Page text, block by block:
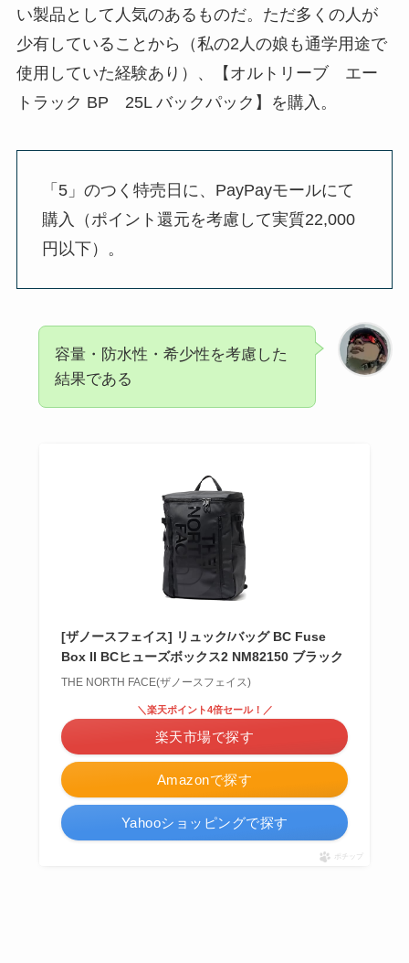
い製品として人気のあるものだ。ただ多くの人が
少有していることから（私の2人の娘も通学用途で
使用していた経験あり）、【オルトリーブ エー
トラック BP 25L バックパック】を購入。
「5」のつく特売日に、PayPayモールにて
購入（ポイント還元を考慮して実質22,000
円以下）。
容量・防水性・希少性を考慮した
結果である
[ザノースフェイス] リュック/バッグ BC Fuse
Box II BCヒューズボックス2 NM82150 ブラック
THE NORTH FACE(ザノースフェイス)
Amazonで探す
＼楽天ポイント4倍セール！／
楽天市場で探す
Yahooショッピングで探す
ポチップ